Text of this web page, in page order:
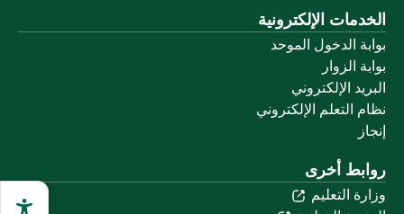
الخدمات الإلكترونية
بوابة الدخول الموحد
بوابة الزوار
البريد الإلكتروني
نظام التعلم الإلكتروني
إنجاز
روابط أخرى
وزارة التعليم